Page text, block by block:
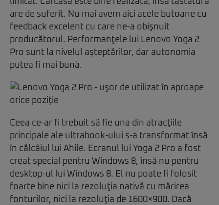
are de suferit. Nu mai avem aici acele butoane cu
feedback excelent cu care ne-a obişnuit
producătorul. Performanţele lui Lenovo Yoga 2
Pro sunt la nivelul aşteptărilor, dar autonomia
putea fi mai bună.
Ceea ce-ar fi trebuit să fie una din atracţiile
principale ale ultrabook-ului s-a transformat însă
în călcâiul lui Ahile. Ecranul lui Yoga 2 Pro a fost
creat special pentru Windows 8, însă nu pentru
desktop-ul lui Windows 8. El nu poate fi folosit
foarte bine nici la rezoluţia nativă cu mărirea
fonturilor, nici la rezoluţia de 1600×900. Dacă